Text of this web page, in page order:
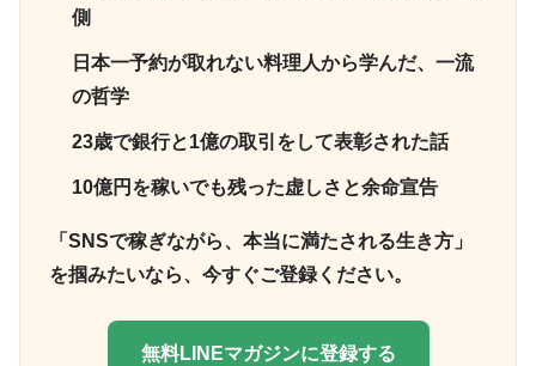
側
日本一予約が取れない料理人から学んだ、一流
の哲学
23歳で銀行と1億の取引をして表彰された話
10億円を稼いでも残った虚しさと余命宣告
「SNSで稼ぎながら、本当に満たされる生き方」
を掴みたいなら、今すぐご登録ください。
無料LINEマガジンに登録する